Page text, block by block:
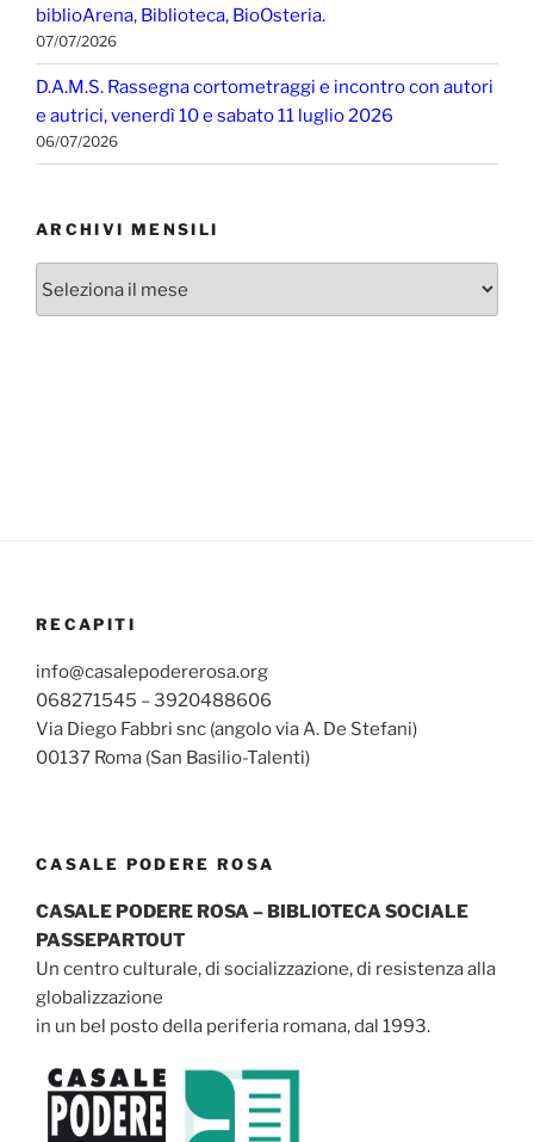
biblioArena, Biblioteca, BioOsteria.
07/07/2026
D.A.M.S. Rassegna cortometraggi e incontro con autori
e autrici, venerdì 10 e sabato 11 luglio 2026
06/07/2026
ARCHIVI MENSILI
RECAPITI
info@casalepodererosa.org
068271545 – 3920488606
Via Diego Fabbri snc (angolo via A. De Stefani)
00137 Roma (San Basilio-Talenti)
CASALE PODERE ROSA
CASALE PODERE ROSA – BIBLIOTECA SOCIALE
PASSEPARTOUT
Un centro culturale, di socializzazione, di resistenza alla
globalizzazione
in un bel posto della periferia romana, dal 1993.